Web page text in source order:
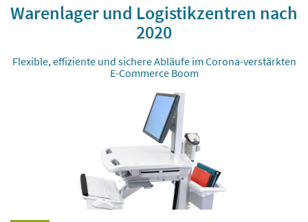
Warenlager und Logistikzentren nach
2020
Flexible, effiziente und sichere Abläufe im Corona-verstärkten
E-Commerce Boom